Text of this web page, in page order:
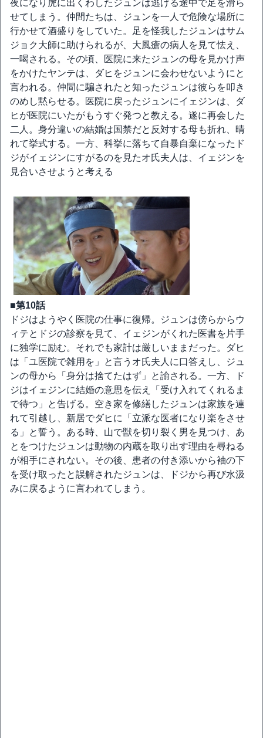
夜になり虎に出くわしたジュンは逃げる途中で足を滑ら
せてしまう。仲間たちは、ジュンを一人で危険な場所に
行かせて酒盛りをしていた。足を怪我したジュンはサム
ジョク大師に助けられるが、大風瘡の病人を見て怯え、
一喝される。その頃、医院に来たジュンの母を見かけ声
をかけたヤンテは、ダヒをジュンに会わせないようにと
言われる。仲間に騙されたと知ったジュンは彼らを叩き
のめし黙らせる。医院に戻ったジュンにイェジンは、ダ
ヒが医院にいたがもうすぐ発つと教える。遂に再会した
二人。身分違いの結婚は国禁だと反対する母も折れ、晴
れて挙式する。一方、科挙に落ちて自暴自棄になったド
ジがイェジンにすがるのを見たオ氏夫人は、イェジンを
見合いさせようと考える
■第10話
ドジはようやく医院の仕事に復帰。ジュンは傍らからウ
ィテとドジの診察を見て、イェジンがくれた医書を片手
に独学に励む。それでも家計は厳しいままだった。ダヒ
は「ユ医院で雑用を」と言うオ氏夫人に口答えし、ジュ
ンの母から「身分は捨てたはず」と諭される。一方、ド
ジはイェジンに結婚の意思を伝え「受け入れてくれるま
で待つ」と告げる。空き家を修繕したジュンは家族を連
れて引越し、新居でダヒに「立派な医者になり楽をさせ
る」と誓う。ある時、山で獣を切り裂く男を見つけ、あ
とをつけたジュンは動物の内蔵を取り出す理由を尋ねる
が相手にされない。その後、患者の付き添いから袖の下
を受け取ったと誤解されたジュンは、ドジから再び水汲
みに戻るように言われてしまう。